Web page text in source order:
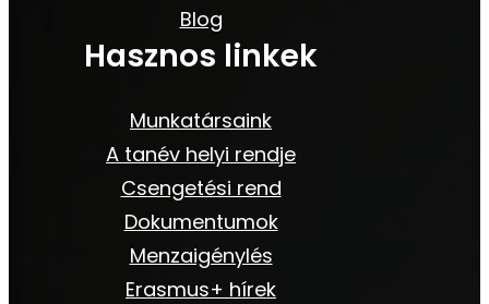
Blog
Hasznos linkek
Munkatársaink
A tanév helyi rendje
Csengetési rend
Dokumentumok
Menzaigénylés
Erasmus+ hírek